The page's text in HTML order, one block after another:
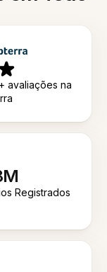
avaliações na
Registrados